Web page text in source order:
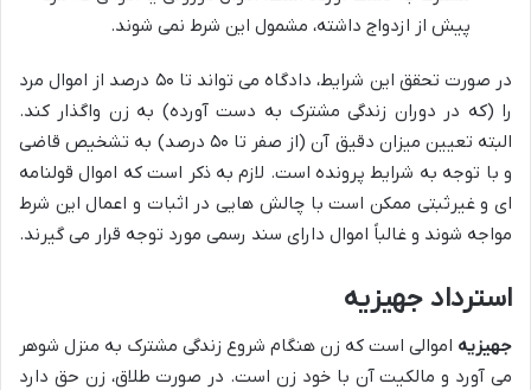
پیش از ازدواج داشته، مشمول این شرط نمی شوند.
در صورت تحقق این شرایط، دادگاه می تواند تا ۵۰ درصد از اموال مرد
را (که در دوران زندگی مشترک به دست آورده) به زن واگذار کند.
البته تعیین میزان دقیق آن (از صفر تا ۵۰ درصد) به تشخیص قاضی
و با توجه به شرایط پرونده است. لازم به ذکر است که اموال قولنامه
ای و غیرثبتی ممکن است با چالش هایی در اثبات و اعمال این شرط
مواجه شوند و غالباً اموال دارای سند رسمی مورد توجه قرار می گیرند.
استرداد جهیزیه
جهیزیه اموالی است که زن هنگام شروع زندگی مشترک به منزل شوهر
می آورد و مالکیت آن با خود زن است. در صورت طلاق، زن حق دارد